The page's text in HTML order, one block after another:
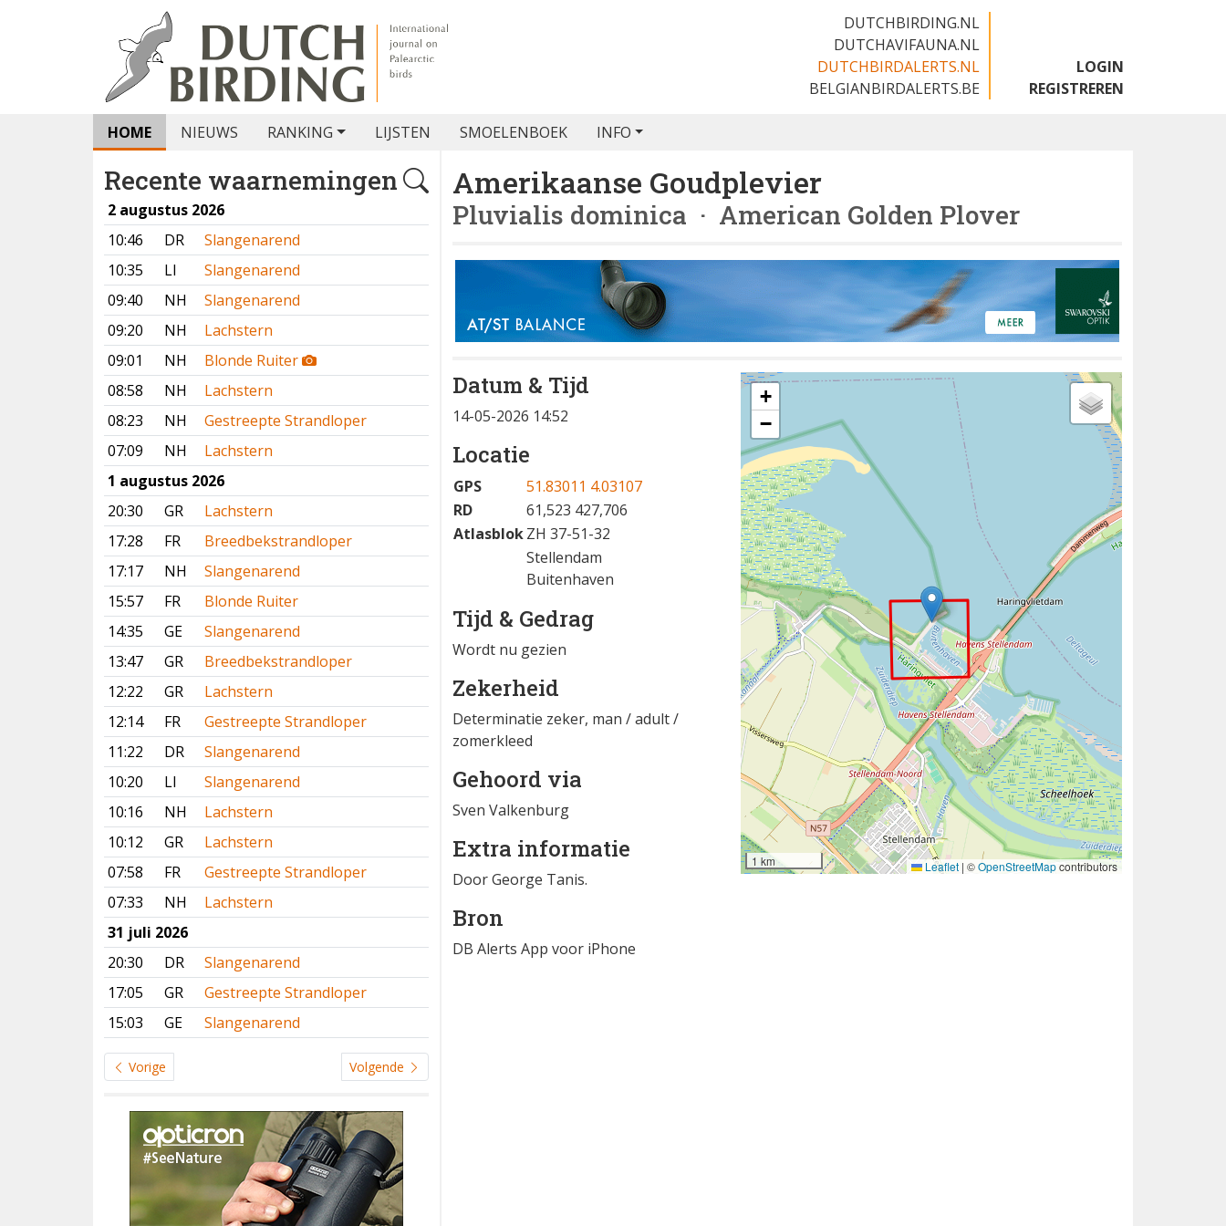
DUTCHBIRDING.NL
DUTCHAVIFAUNA.NL
DUTCHBIRDALERTS.NL
BELGIANBIRDALERTS.BE
LOGIN
REGISTREREN
HOME NIEUWS RANKING LIJSTEN SMOELENBOEK INFO
Recente waarnemingen
2 augustus 2026
10:46
DR
Slangenarend
10:35
LI
Slangenarend
09:40
NH
Slangenarend
09:20
NH
Lachstern
09:01
NH
Blonde Ruiter
08:58
NH
Lachstern
08:23
NH
Gestreepte Strandloper
07:09
NH
Lachstern
1 augustus 2026
20:30
GR
Lachstern
17:28
FR
Breedbekstrandloper
17:17
NH
Slangenarend
15:57
FR
Blonde Ruiter
14:35
GE
Slangenarend
13:47
GR
Breedbekstrandloper
12:22
GR
Lachstern
12:14
FR
Gestreepte Strandloper
11:22
DR
Slangenarend
10:20
LI
Slangenarend
10:16
NH
Lachstern
10:12
GR
Lachstern
07:58
FR
Gestreepte Strandloper
07:33
NH
Lachstern
31 juli 2026
20:30
DR
Slangenarend
17:05
GR
Gestreepte Strandloper
15:03
GE Slangenarend
Vorige Volgende
Amerikaanse Goudplevier
Pluvialis dominica · American Golden Plover
Datum & Tijd
14-05-2026 14:52
Locatie
GPS
51.83011 4.03107
RD
61,523 427,706
AtlasblokZH 37-51-32
Stellendam
Buitenhaven
Tijd & Gedrag
Wordt nu gezien
Zekerheid
Determinatie zeker, man / adult /
zomerkleed
Gehoord via
Sven Valkenburg
Extra informatie
Door George Tanis.
Bron
DB Alerts App voor iPhone
+
−
1 km Leaflet | ©OpenStreetMapcontributors